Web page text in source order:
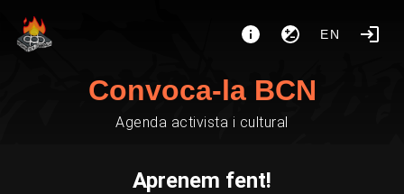
EN
Convoca-la BCN
Agenda activista i cultural
Aprenem fent!